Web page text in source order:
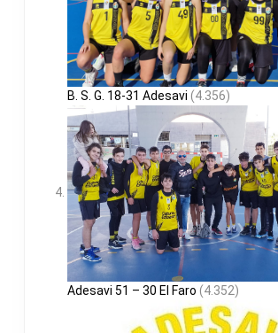
B. S. G. 18-31 Adesavi (4.356)
Adesavi 51 – 30 El Faro (4.352)